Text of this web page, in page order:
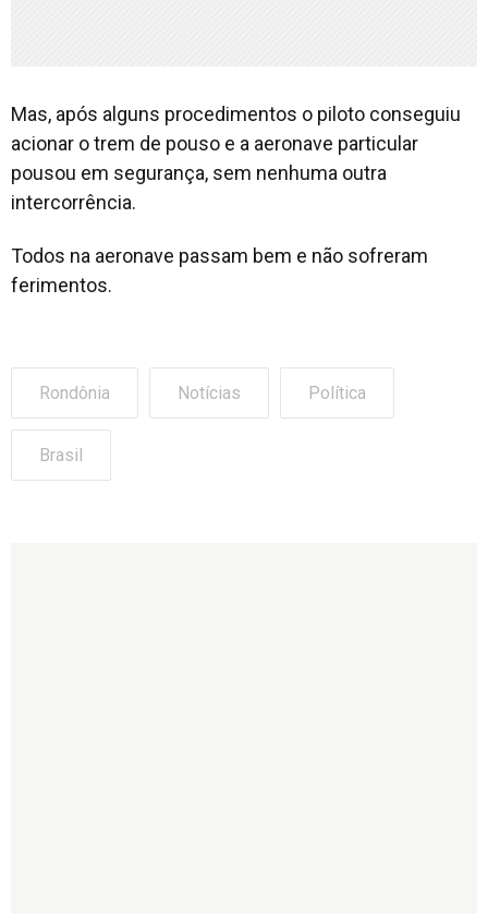
Mas, após alguns procedimentos o piloto conseguiu
acionar o trem de pouso e a aeronave particular
pousou em segurança, sem nenhuma outra
intercorrência.
Todos na aeronave passam bem e não sofreram
ferimentos.
Rondônia Notícias Política
Brasil